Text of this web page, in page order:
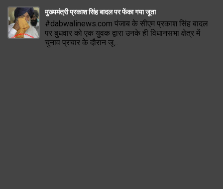
मुख्यमंत्री प्रकाश सिंह बादल पर फेंका गया जूता
#dabwalinews.com पंजाब के सीएम प्रकाश सिंह बादल
पर बुधवार को एक युवक द्वारा उनके ही विधानसभा क्षेत्र में
चुनाव प्रचार के दौरान जू...